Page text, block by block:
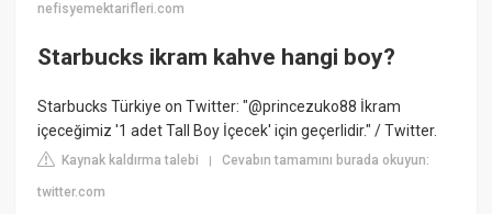
nefisyemektarifleri.com
Starbucks ikram kahve hangi boy?
Starbucks Türkiye on Twitter: "@princezuko88 İkram
içeceğimiz '1 adet Tall Boy İçecek' için geçerlidir." / Twitter.
Kaynak kaldırma talebi |Cevabın tamamını burada okuyun:
twitter.com